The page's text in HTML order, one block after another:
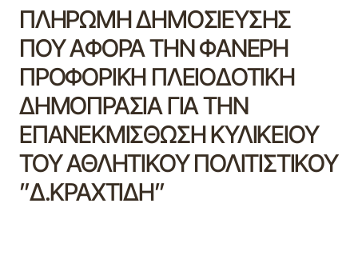
ΠΛΗΡΩΜΗ ΔΗΜΟΣΙΕΥΣΗΣ
ΠΟΥ ΑΦΟΡΑ ΤΗΝ ΦΑΝΕΡΗ
ΠΡΟΦΟΡΙΚΗ ΠΛΕΙΟΔΟΤΙΚΗ
ΔΗΜΟΠΡΑΣΙΑ ΓΙΑ ΤΗΝ
ΕΠΑΝΕΚΜΙΣΘΩΣΗ ΚΥΛΙΚΕΙΟΥ
ΤΟΥ ΑΘΛΗΤΙΚΟΥ ΠΟΛΙΤΙΣΤΙΚΟΥ
”Δ.ΚΡΑΧΤΙΔΗ”